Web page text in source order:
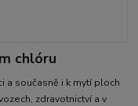
chlóru
a současně i k mytí ploch
zdravotnictví a v